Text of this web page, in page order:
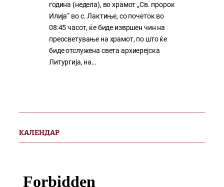
година (недела), во храмот „Св. пророк
Илија“ во с. Лактиње, со почеток во
08:45 часот, ќе биде извршен чин на
преосветување на храмот, по што ќе
биде отслужена света архиерејска
Литургија, на…
КАЛЕНДАР